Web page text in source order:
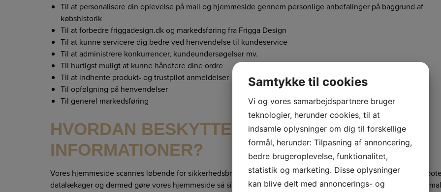
Til at personalisere din oplevelse på mail og hjemmeside gennem personlige anbefalinger på baggrund af
købshistorik
Til at forbedre friggadesign.dk og markedsføring fra Frigga Design
Til at kunne servicere dig bedre ved henvendelse til kundeservice
Til at administrere konkurrencer, kundeundersøgelser mv.
Til hurtigst muligt at kunne håndtere dine ordre
Til at indhente produkt- og trustpilot anmeldelser
Til opfølgning på henvendelser
Til generel markedsføring
HVORDAN BESKYTTER VI DINE
INFORMATIONER?
Vores hjemmeside scannes løbende for sikkerhedsbrister og svagheder, for at vi hurtigst muligt kan udelukke
datalækager og dermed gøre vores hjemmeside så sikker som muligt. Ligeledes scannes der regelmæssigt for
Samtykke til cookies
Vi og vores samarbejdspartnere bruger
teknologier, herunder cookies, til at
indsamle oplysninger om dig til forskellige
formål, herunder: Tilpasning af annoncering,
bedre brugeroplevelse, funktionalitet,
statistik og marketing. Disse oplysninger
kan blive delt med annoncerings- og